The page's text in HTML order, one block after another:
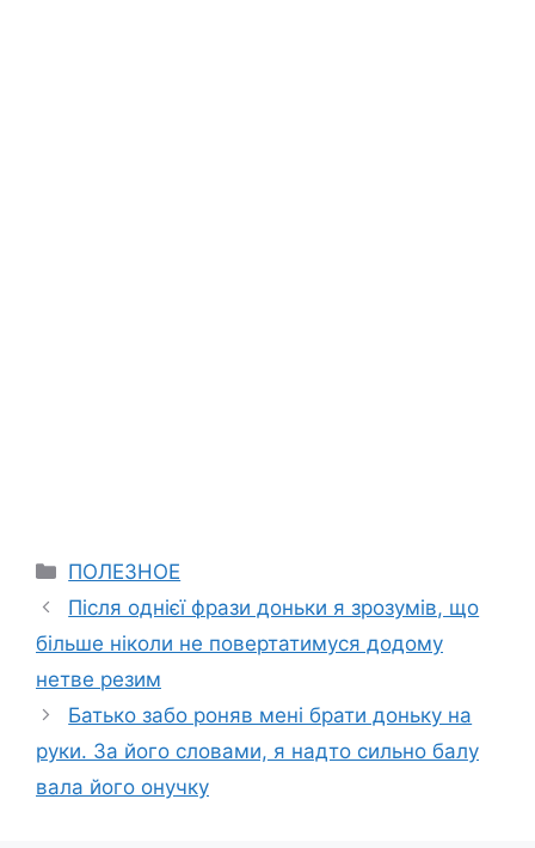
Categories
ПОЛЕЗНОЕ
Після однієї фрази доньки я зрозумів, що
більше ніколи не повертатимуся додому
нетве резим
Батько забо роняв мені брати доньку на
руки. За його словами, я надто сильно балу
вала його онучку